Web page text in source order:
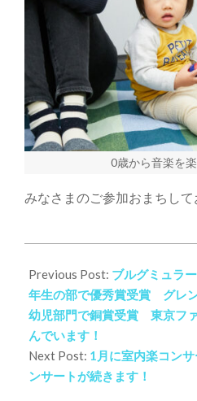
0歳から音楽を
みなさまのご参加おまちして
11-
17
Previous Post: ブルグミュラ
年生の部で優秀賞受賞 グレ
幼児部門で銅賞受賞 東京フ
んでいます！
Next Post: 1月に室内楽コン
ンサートが続きます！